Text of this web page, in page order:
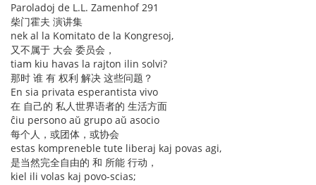
Paroladoj de L.L. Zamenhof 291
柴门霍夫 演讲集
nek al la Komitato de la Kongresoj,
又不属于 大会 委员会，
tiam kiu havas la rajton ilin solvi?
那时 谁 有 权利 解决 这些问题？
En sia privata esperantista vivo
在 自己的 私人世界语者的 生活方面
ĉiu persono aŭ grupo aŭ asocio
每个人，或团体，或协会
estas kompreneble tute liberaj kaj povas agi,
是当然完全自由的 和 所能 行动，
kiel ili volas kaj povo-scias;